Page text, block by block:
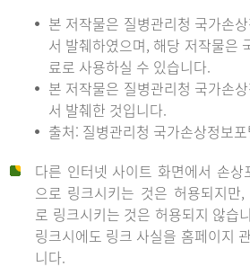
본 저작물은 질병관리청 국가손
서 발췌하였으며, 해당 저작물은
료로 사용하실 수 있습니다.
본 저작물은 질병관리청 국가손
서 발췌한 것입니다.
출처: 질병관리청 국가손상정보
다른 인터넷 사이트 화면에서 손
으로 링크시키는 것은 허용되지만,
로 링크시키는 것은 허용되지 않습
링크시에도 링크 사실을 홈페이지
니다.